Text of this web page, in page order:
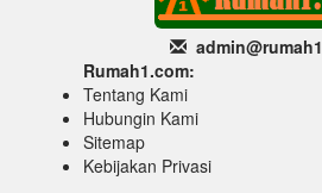
admin@rumah1
Rumah1.com:
Tentang Kami
Hubungin Kami
Sitemap
Kebijakan Privasi